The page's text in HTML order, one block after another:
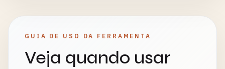
GUIA DE USO DA FERRAMENTA
Veja quando usar